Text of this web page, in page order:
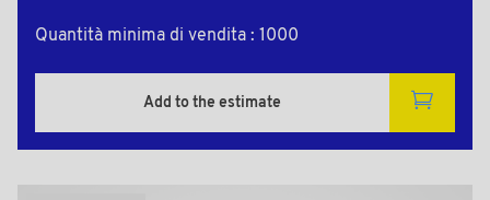
Quantità minima di vendita : 1000
Add to the estimate